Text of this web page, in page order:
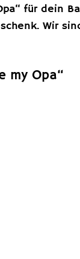
für dein
Wir
my Opa“